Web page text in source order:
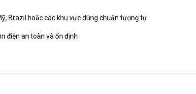
Brazil hoặc các khu vực dùng chuẩn tương tự
điện an toàn và ổn định